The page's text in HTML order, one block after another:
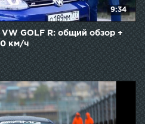
9:34
GOLF R: общий обзор +
км/ч